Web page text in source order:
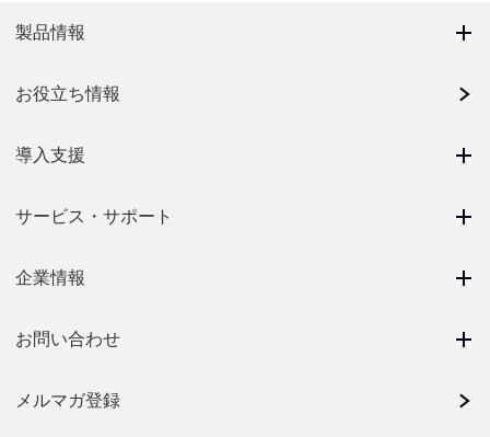
製品情報
お役立ち情報
導入支援
サービス・サポート
企業情報
お問い合わせ
メルマガ登録